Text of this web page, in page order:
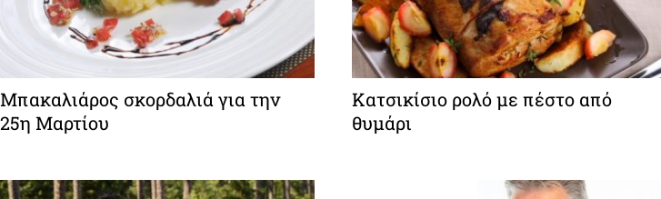
Μπακαλιάρος σκορδαλιά για την
25η Μαρτίου
Κατσικίσιο ρολό με πέστο από
θυμάρι